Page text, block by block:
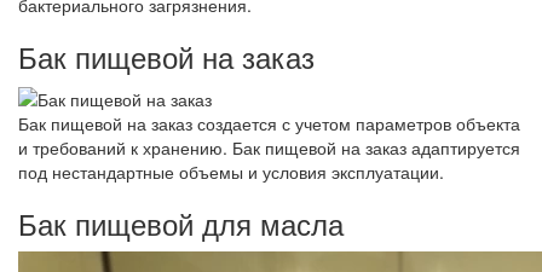
Бак пищевой на заказ
Бак пищевой на заказ создается с учетом параметров объекта
и требований к хранению. Бак пищевой на заказ адаптируется
под нестандартные объемы и условия эксплуатации.
Бак пищевой для масла